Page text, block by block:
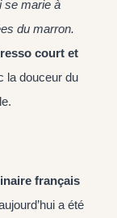
se marie à
du marron.
court et
la douceur du
français
a été